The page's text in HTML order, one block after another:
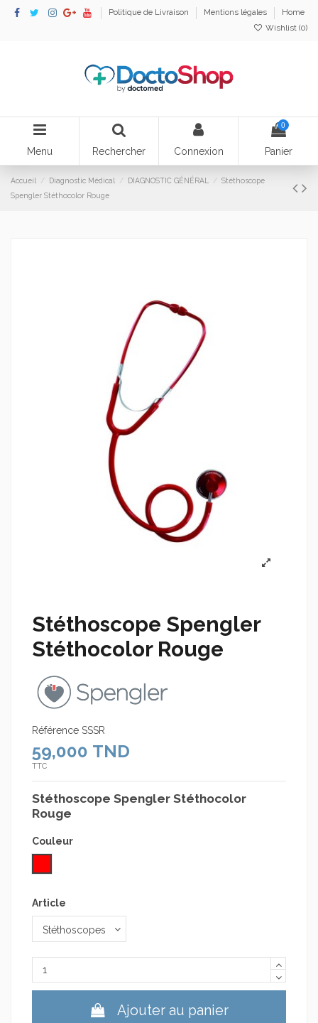
Politique de Livraison Mentions légales
Home
Wishlist (0)
Menu Rechercher Connexion
0
Panier
Accueil Diagnostic Médical DIAGNOSTIC GÉNÉRAL
Stéthoscope
Spengler Stéthocolor Rouge
Stéthoscope Spengler
Stéthocolor Rouge
Référence SSSR
59,000 TND
TTC
Stéthoscope Spengler Stéthocolor
Rouge
Couleur
Article
Ajouter au panier